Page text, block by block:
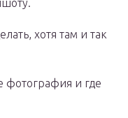
хотя там и так
фотография и где